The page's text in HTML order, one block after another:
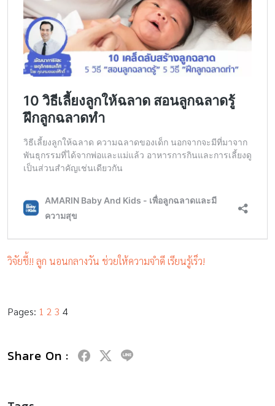
วิจัยชี้!! ลูก นอนกลางวัน ช่วยให้ความจำดี เรียนรู้เร็ว!
Pages: 1 2 3 4
Share On :